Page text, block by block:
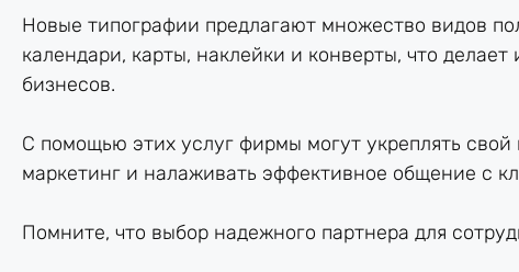
Новые типографии предлагают множество видов
календари, карты, наклейки и конверты, что
бизнесов.
С помощью этих услуг фирмы могут укреплять
маркетинг и налаживать эффективное общение с
Помните, что выбор надежного партнера для